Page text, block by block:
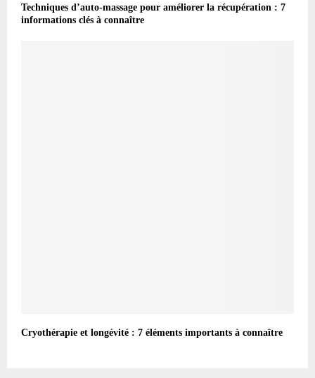
Techniques d’auto-massage pour améliorer la récupération : 7
informations clés à connaître
Cryothérapie et longévité : 7 éléments importants à connaître